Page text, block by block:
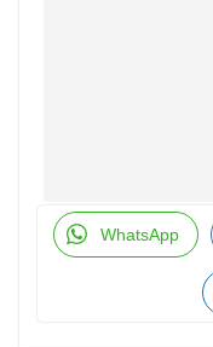
WhatsApp